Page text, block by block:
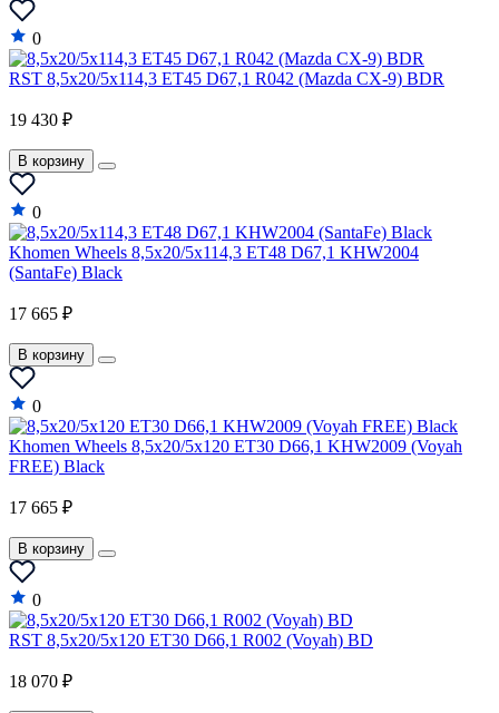
0
RST 8,5x20/5x114,3 ET45 D67,1 R042 (Mazda CX-9) BDR
19 430 ₽
В корзину
0
Khomen Wheels 8,5x20/5x114,3 ET48 D67,1 KHW2004
(SantaFe) Black
17 665 ₽
В корзину
0
Khomen Wheels 8,5x20/5x120 ET30 D66,1 KHW2009 (Voyah
FREE) Black
17 665 ₽
В корзину
0
RST 8,5x20/5x120 ET30 D66,1 R002 (Voyah) BD
18 070 ₽